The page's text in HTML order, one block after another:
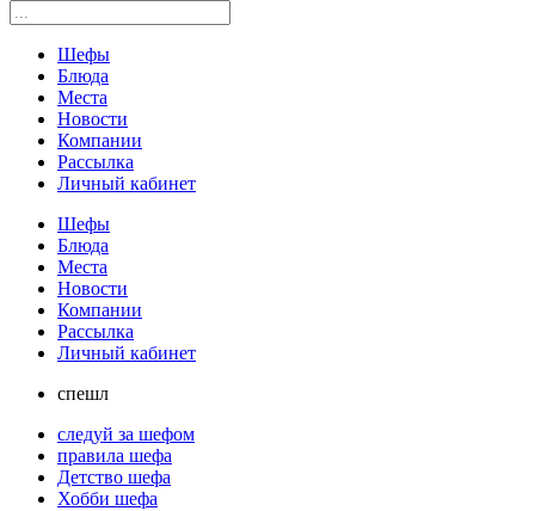
Шефы
Блюда
Места
Новости
Компании
Рассылка
Личный кабинет
Шефы
Блюда
Места
Новости
Компании
Рассылка
Личный кабинет
спешл
следуй за шефом
правила шефа
Детство шефа
Хобби шефа